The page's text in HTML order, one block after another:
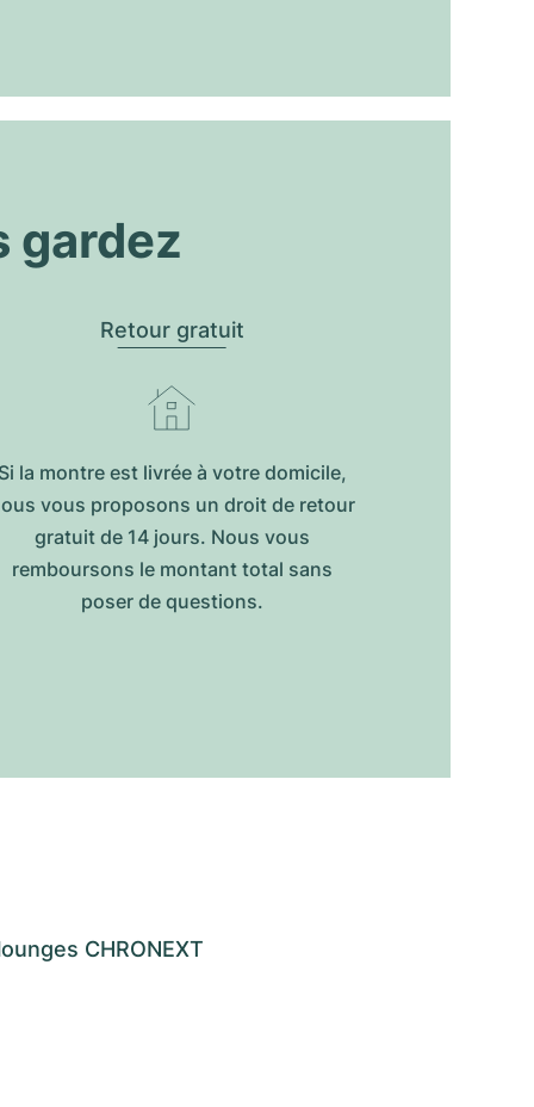
gardez
Retour gratuit
la montre est livrée à votre domicile,
vous proposons un droit de retour
gratuit de 14 jours. Nous vous
remboursons le montant total sans
poser de questions.
CHRONEXT